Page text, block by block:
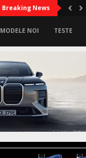
Breaking News
MODELE NOI TESTE